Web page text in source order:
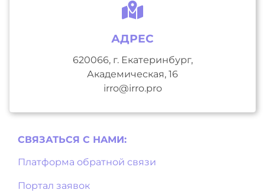
АДРЕС
620066, г. Екатеринбург,
Академическая, 16
irro@irro.pro
СВЯЗАТЬСЯ С НAМИ:
Платформа обратной связи
Портал заявок